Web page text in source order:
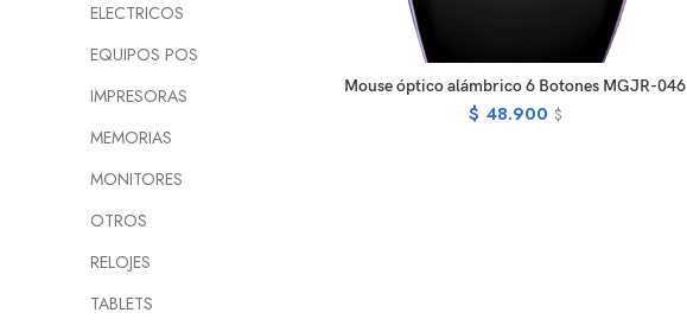
ELECTRICOS
EQUIPOS POS
IMPRESORAS
MEMORIAS
MONITORES
OTROS
RELOJES
TABLETS
READ MORE
Mouse óptico alámbrico 6 Botones MGJR-046
$ 48.900 $